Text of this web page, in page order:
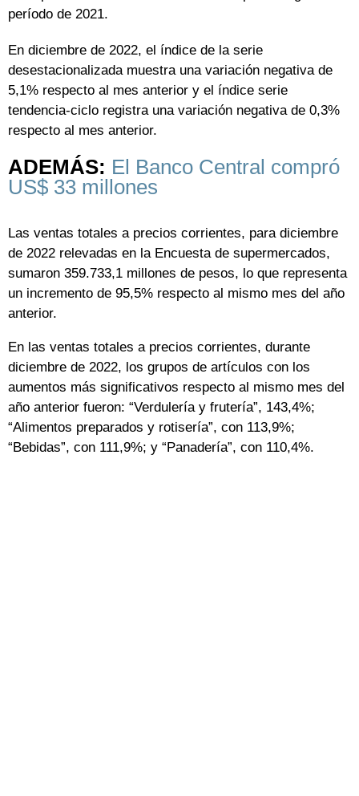
período de 2021.
En diciembre de 2022, el índice de la serie
desestacionalizada muestra una variación negativa de
5,1% respecto al mes anterior y el índice serie
tendencia-ciclo registra una variación negativa de 0,3%
respecto al mes anterior.
ADEMÁS: El Banco Central compró
US$ 33 millones
Las ventas totales a precios corrientes, para diciembre
de 2022 relevadas en la Encuesta de supermercados,
sumaron 359.733,1 millones de pesos, lo que representa
un incremento de 95,5% respecto al mismo mes del año
anterior.
En las ventas totales a precios corrientes, durante
diciembre de 2022, los grupos de artículos con los
aumentos más significativos respecto al mismo mes del
año anterior fueron: “Verdulería y frutería”, 143,4%;
“Alimentos preparados y rotisería”, con 113,9%;
“Bebidas”, con 111,9%; y “Panadería”, con 110,4%.